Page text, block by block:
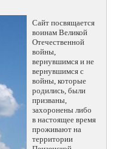
Сайт посвящается
воинам Великой
Отечественной
войны,
вернувшимся и не
вернувшимся с
войны, которые
родились, были
призваны,
захоронены либо
в настоящее время
проживают на
территории